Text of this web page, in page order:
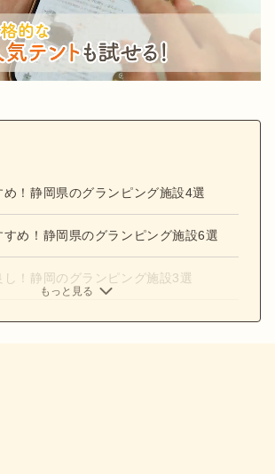
！静岡県のグランピング施設4選
すめ！静岡県のグランピング施設6選
し！静岡のグランピング施設3選
もっと見る